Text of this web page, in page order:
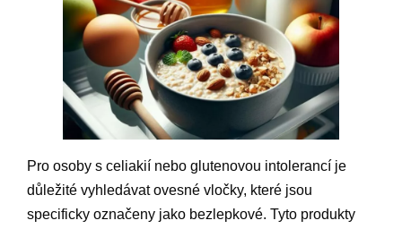
Pro osoby s celiakií nebo glutenovou intolerancí je
důležité vyhledávat ovesné vločky, které jsou
specificky označeny jako bezlepkové. Tyto produkty